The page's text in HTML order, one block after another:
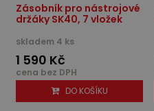
Zásobník pro nástrojové
držáky SK40, 7 vložek
skladem 4 ks
1 590 Kč
cena bez DPH
DO KOŠÍKU